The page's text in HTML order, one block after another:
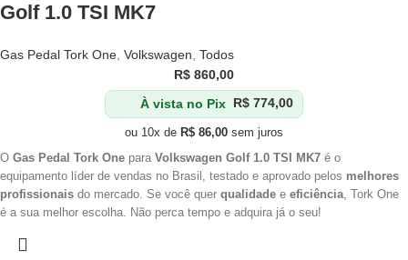
Golf 1.0 TSI MK7
Gas Pedal Tork One, Volkswagen, Todos
R$ 860,00
À vista no Pix R$ 774,00
ou 10x de R$86,00sem juros
O Gas Pedal Tork One para Volkswagen Golf 1.0 TSI MK7 é o
equipamento líder de vendas no Brasil, testado e aprovado pelos melhores
profissionais do mercado. Se você quer qualidade e eficiência, Tork One
é a sua melhor escolha. Não perca tempo e adquira já o seu!